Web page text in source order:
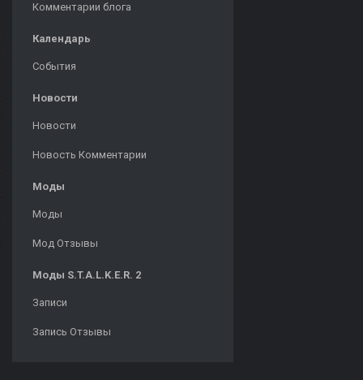
Комментарии блога
Календарь
События
Новости
Новости
Новость Комментарии
Моды
Моды
Мод Отзывы
Моды S.T.A.L.K.E.R. 2
Записи
Запись Отзывы